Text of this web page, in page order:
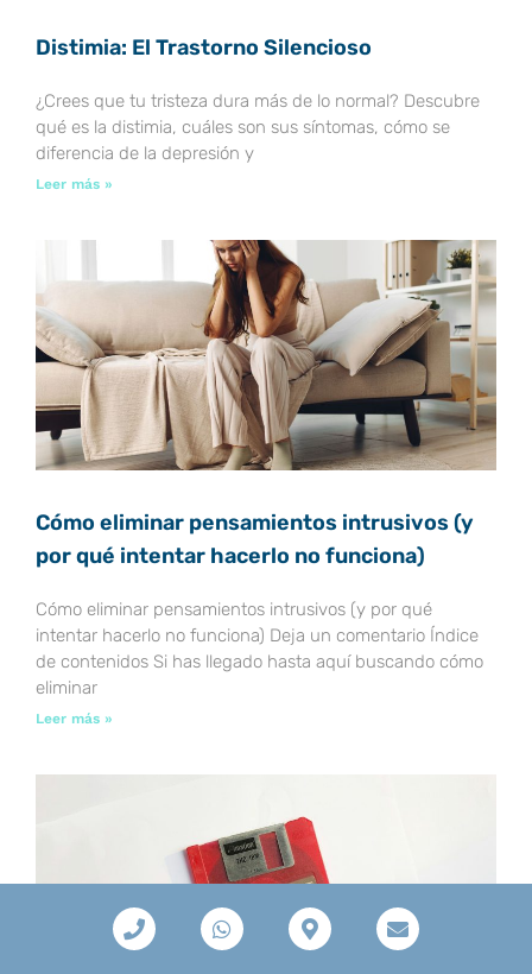
Distimia: El Trastorno Silencioso
¿Crees que tu tristeza dura más de lo normal? Descubre
qué es la distimia, cuáles son sus síntomas, cómo se
diferencia de la depresión y
Leer más »
Cómo eliminar pensamientos intrusivos (y
por qué intentar hacerlo no funciona)
Cómo eliminar pensamientos intrusivos (y por qué
intentar hacerlo no funciona) Deja un comentario Índice
de contenidos Si has llegado hasta aquí buscando cómo
eliminar
Leer más »
P
h
W
h
M
a
E
n